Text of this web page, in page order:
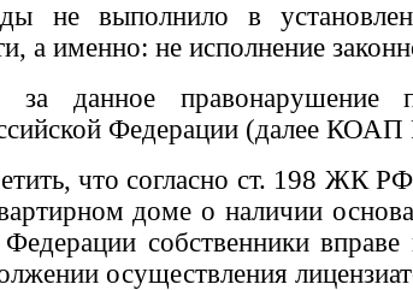
не выполнило в
а именно: не исполнение
за данное
Федерации (далее
что согласно ст. 198 ЖК
доме о наличии
Федерации собственники
осуществления